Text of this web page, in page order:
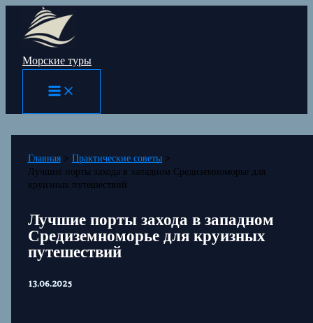
Перейти
содержимому
Морские туры
Главная
Практические советы
Лучшие порты захода в западном Средиземноморье для
круизных путешествий
Лучшие порты захода в западном
Средиземноморье для круизных
путешествий
13.06.2025